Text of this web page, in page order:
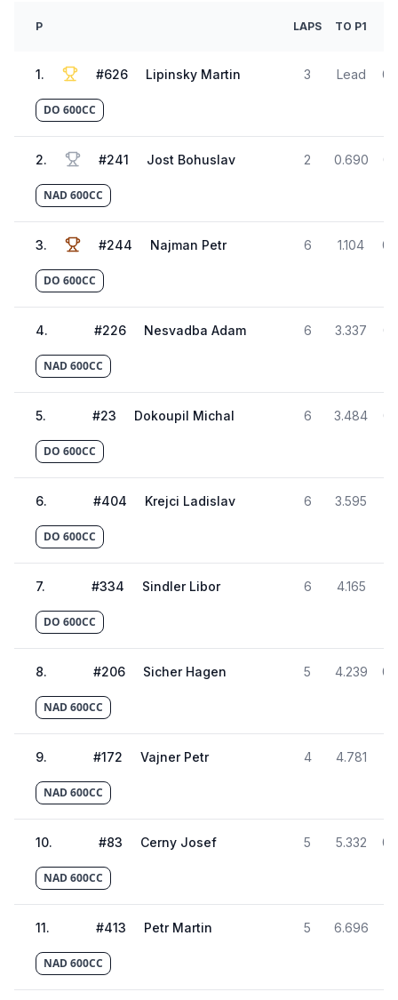
P LAPS TO P1
1. #626 Lipinsky Martin 3 Lead
DO 600CC
2. #241 Jost Bohuslav 2 0.690
NAD 600CC
3. #244 Najman Petr 6 1.104
DO 600CC
4. #226 Nesvadba Adam 6 3.337
NAD 600CC
5. #23 Dokoupil Michal 6 3.484
DO 600CC
6. #404 Krejci Ladislav 6 3.595
DO 600CC
7. #334 Sindler Libor 6 4.165
DO 600CC
8. #206 Sicher Hagen 5 4.239
NAD 600CC
9. #172 Vajner Petr 4 4.781
NAD 600CC
10. #83 Cerny Josef 5 5.332
NAD 600CC
11. #413 Petr Martin 5 6.696
NAD 600CC